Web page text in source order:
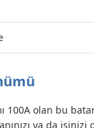
100A olan bu
ya da